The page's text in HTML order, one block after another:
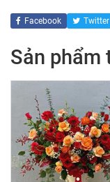
Facebook Twitter
Sản